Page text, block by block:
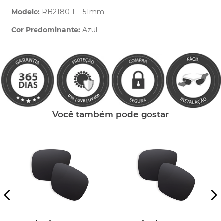
Modelo: RB2180-F - 51mm
Cor Predominante: Azul
Você também pode gostar